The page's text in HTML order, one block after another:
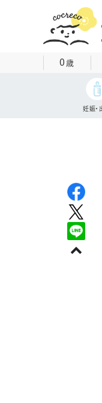
0歳
妊娠・